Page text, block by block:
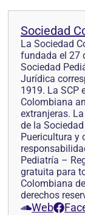
Sociedad
La Sociedad
fundada el 27
Sociedad
Jurídica
1919. La SCP
Colombiana
extranjeras.
de la
Puericultura y
Pediatría –
gratuita para
Colombiana
derechos
Web